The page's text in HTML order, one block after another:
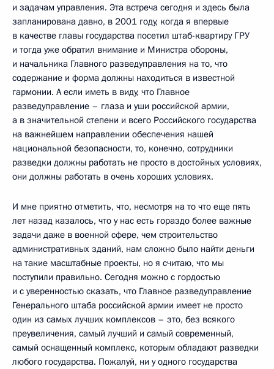
и задачам управления. Эта встреча сегодня и здесь была
запланирована давно, в 2001 году, когда я впервые
в качестве главы государства посетил штаб-квартиру ГРУ
и тогда уже обратил внимание и Министра обороны,
и начальника Главного разведуправления на то, что
содержание и форма должны находиться в известной
гармонии. А если иметь в виду, что Главное
разведуправление – глаза и уши российской армии,
а в значительной степени и всего Российского государства
на важнейшем направлении обеспечения нашей
национальной безопасности, то, конечно, сотрудники
разведки должны работать не просто в достойных условиях,
они должны работать в очень хороших условиях.
И мне приятно отметить, что, несмотря на то что еще пять
лет назад казалось, что у нас есть гораздо более важные
задачи даже в военной сфере, чем строительство
административных зданий, нам сложно было найти деньги
на такие масштабные проекты, но я считаю, что мы
поступили правильно. Сегодня можно с гордостью
и с уверенностью сказать, что Главное разведуправление
Генерального штаба российской армии имеет не просто
один из самых лучших комплексов – это, без всякого
преувеличения, самый лучший и самый современный,
самый оснащенный комплекс, которым обладают разведки
любого государства. Пожалуй, ни у одного государства